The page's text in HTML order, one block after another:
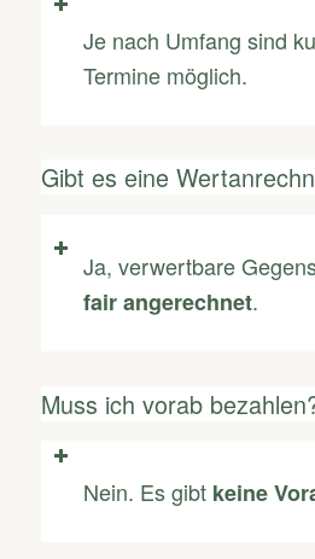
Je nach Umfang sind
Termine möglich.
Gibt es eine
Ja, verwertbare
fair angerechnet.
Muss ich vorab
Nein. Es gibt keine